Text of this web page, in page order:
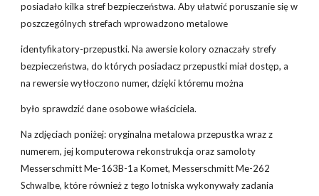
posiadało kilka stref bezpieczeństwa. Aby ułatwić poruszanie się w
poszczególnych strefach wprowadzono metalowe
identyfikatory-przepustki. Na awersie kolory oznaczały strefy
bezpieczeństwa, do których posiadacz przepustki miał dostęp, a
na rewersie wytłoczono numer, dzięki któremu można
było sprawdzić dane osobowe właściciela.
Na zdjęciach poniżej: oryginalna metalowa przepustka wraz z
numerem, jej komputerowa rekonstrukcja oraz samoloty
Messerschmitt Me-163B-1a Komet, Messerschmitt Me-262
Schwalbe, które również z tego lotniska wykonywały zadania